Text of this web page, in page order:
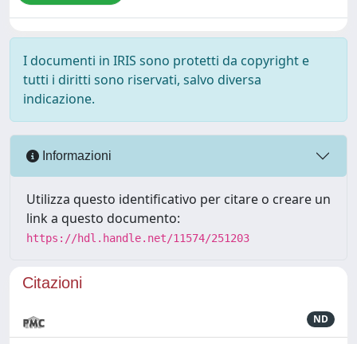
I documenti in IRIS sono protetti da copyright e
tutti i diritti sono riservati, salvo diversa
indicazione.
Informazioni
Utilizza questo identificativo per citare o creare un
link a questo documento:
https://hdl.handle.net/11574/251203
Citazioni
ND